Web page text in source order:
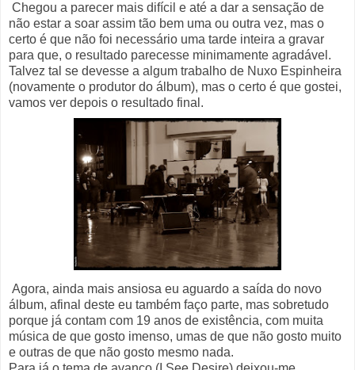
Chegou a parecer mais difícil e até a dar a sensação de
não estar a soar assim tão bem uma ou outra vez, mas o
certo é que não foi necessário uma tarde inteira a gravar
para que, o resultado parecesse minimamente agradável.
Talvez tal se devesse a algum trabalho de Nuxo Espinheira
(novamente o produtor do álbum), mas o certo é que gostei,
vamos ver depois o resultado final.
Agora, ainda mais ansiosa eu aguardo a saída do novo
álbum, afinal deste eu também faço parte, mas sobretudo
porque já contam com 19 anos de existência, com muita
música de que gosto imenso, umas de que não gosto muito
e outras de que não gosto mesmo nada.